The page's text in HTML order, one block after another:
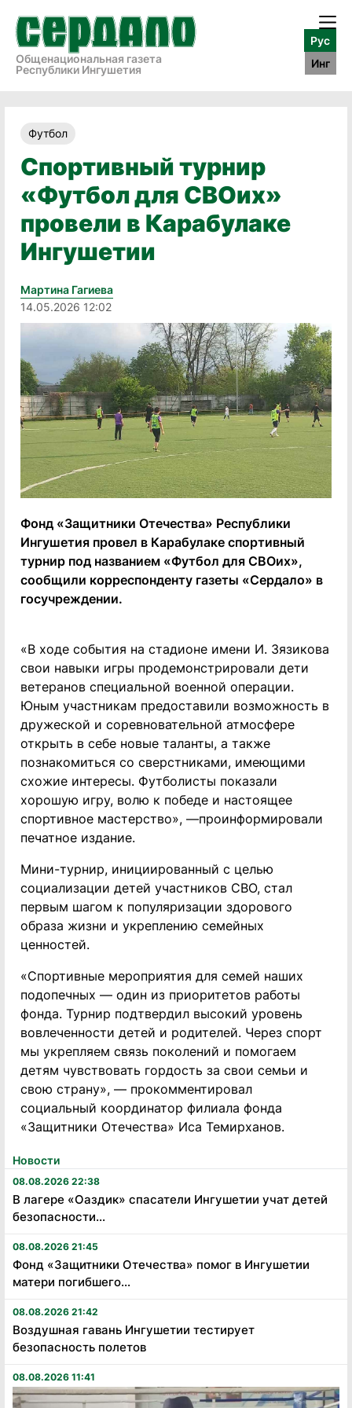
Общенациональная газета
Республики Ингушетия
Рус
Инг
Новости
08.08.2026 22:38
В лагере «Оаздик» спасатели Ингушетии учат детей
безопасности...
08.08.2026 21:45
Фонд «Защитники Отечества» помог в Ингушетии
матери погибшего...
08.08.2026 21:42
Воздушная гавань Ингушетии тестирует
безопасность полетов
08.08.2026 11:41
Футбол
Спортивный турнир
«Футбол для СВОих»
провели в Карабулаке
Ингушетии
Мартина Гагиева
14.05.2026 12:02
Фонд «Защитники Отечества» Республики
Ингушетия провел в Карабулаке спортивный
турнир под названием «Футбол для СВОих»,
сообщили корреспонденту газеты «Сердало» в
госучреждении.
«В ходе события на стадионе имени И. Зязикова
свои навыки игры продемонстрировали дети
ветеранов специальной военной операции.
Юным участникам предоставили возможность в
дружеской и соревновательной атмосфере
открыть в себе новые таланты, а также
познакомиться со сверстниками, имеющими
схожие интересы. Футболисты показали
хорошую игру, волю к победе и настоящее
спортивное мастерство», —проинформировали
печатное издание.
Мини-турнир, инициированный с целью
социализации детей участников СВО, стал
первым шагом к популяризации здорового
образа жизни и укреплению семейных
ценностей.
«Спортивные мероприятия для семей наших
подопечных — один из приоритетов работы
фонда. Турнир подтвердил высокий уровень
вовлеченности детей и родителей. Через спорт
мы укрепляем связь поколений и помогаем
детям чувствовать гордость за свои семьи и
свою страну», — прокомментировал
социальный координатор филиала фонда
«Защитники Отечества» Иса Темирханов.